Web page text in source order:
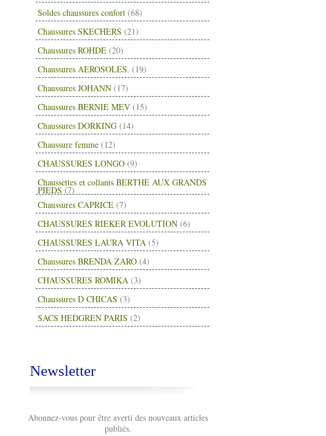
Soldes chaussures confort (68)
Chaussures SKECHERS (21)
Chaussures ROHDE (20)
Chaussures AEROSOLES. (19)
Chaussures JOHANN (17)
Chaussures BERNIE MEV (15)
Chaussures DORKING (14)
Chaussure femme (12)
CHAUSSURES LONGO (9)
Chaussettes et collants BERTHE AUX GRANDS
PIEDS (7)
Chaussures CAPRICE (7)
CHAUSSURES RIEKER EVOLUTION (6)
CHAUSSURES LAURA VITA (5)
Chaussures BRENDA ZARO (4)
CHAUSSURES ROMIKA (3)
Chaussures D CHICAS (3)
SACS HEDGREN PARIS (2)
Newsletter
Abonnez-vous pour être averti des nouveaux articles
publiés.